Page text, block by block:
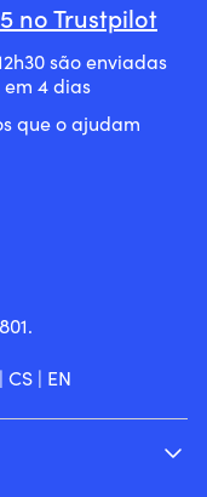
no Trustpilot
são enviadas
4 dias
que o ajudam
| CS | EN